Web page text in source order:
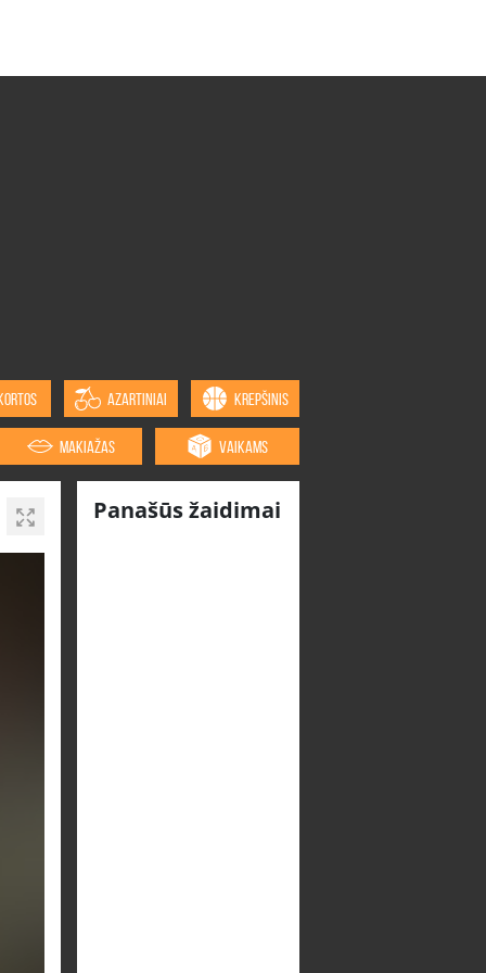
AZARTINIAI KREPŠINIS
MAKIAŽAS VAIKAMS
Panašūs žaidimai